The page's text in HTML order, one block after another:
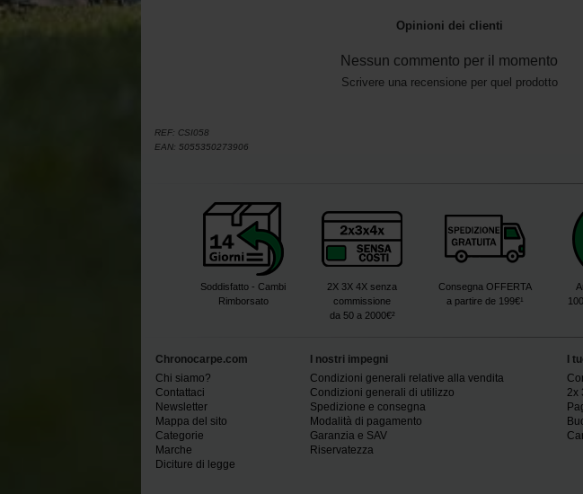
Opinioni dei clienti
Nessun commento per il momento
Scrivere una recensione per quel prodotto
REF: CSI058
EAN: 5055350273906
Soddisfatto - Cambi
Rimborsato
2X 3X 4X senza
commissione
da 50 a 2000€²
Consegna OFFERTA
a partire de 199€¹
Chronocarpe.com
Chi siamo?
Contattaci
Newsletter
Mappa del sito
Categorie
Marche
Diciture di legge
I nostri impegni
Condizioni generali relative alla vendita
Condizioni generali di utilizzo
Spedizione e consegna
Modalità di pagamento
Garanzia e SAV
Riservatezza
I
2x